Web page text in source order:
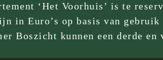
‘Het Voorhuis’ is te
in Euro’s op basis van
Boszicht kunnen een derde